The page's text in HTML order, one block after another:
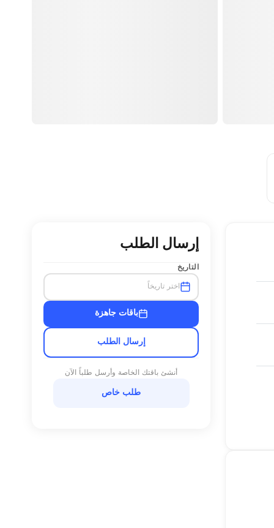
إرسال الطلب
التاريخ
اختر تاريخاً
باقات جاهزة
إرسال الطلب
أنشئ باقتك الخاصة وأرسل طلباً الآن
طلب خاص